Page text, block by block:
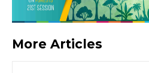
More Articles